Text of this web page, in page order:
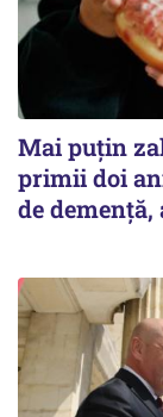
Mai puțin
primii doi
de